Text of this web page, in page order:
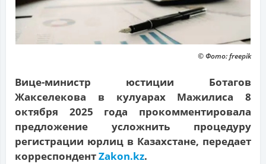
© Фото: freepik
Вице-министр юстиции Ботагов
Жакселекова в кулуарах Мажилиса 8
октября 2025 года прокомментировала
предложение усложнить процедуру
регистрации юрлиц в Казахстане, передает
корреспондентZakon.kz.